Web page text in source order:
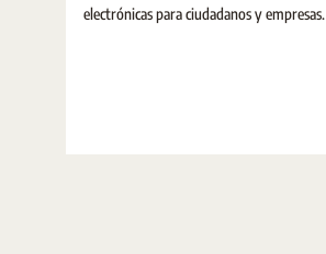
electrónicas para ciudadanos y empresas.